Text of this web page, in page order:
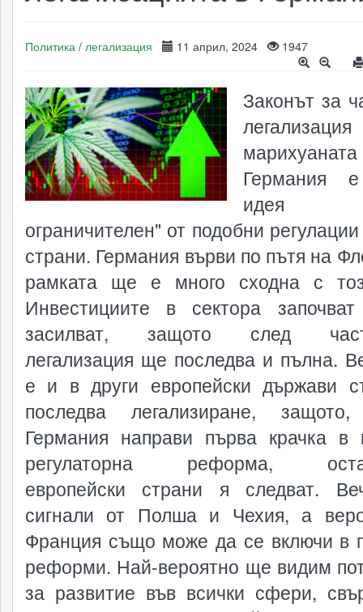
Политика / легализация 11 април, 2024 1947
Законът за
Германия
идея
ограничителен" от подобни
страни. Германия върви по пътя на
рамката ще е много сходна с
Инвестициите в сектора
засилват, защото след
легализация ще последва и пълна.
е и в други европейски държави
последва легализиране, защото,
Германия направи първа крачка в
регулаторна реформа,
европейски страни я следват.
сигнали от Полша и Чехия, а
Франция също може да се включи в
реформи. Най-вероятно ще видим
за развитие във всички сфери,